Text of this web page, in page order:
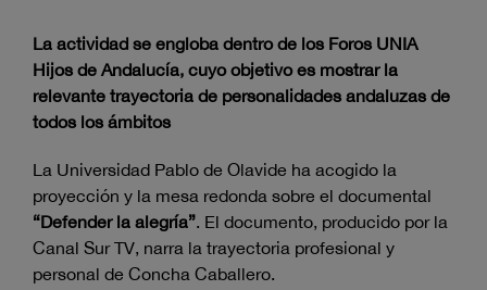
La actividad se engloba dentro de los Foros UNIA
Hijos de Andalucía, cuyo objetivo es mostrar la
relevante trayectoria de personalidades andaluzas de
todos los ámbitos
La Universidad Pablo de Olavide ha acogido la
proyección y la mesa redonda sobre el documental
“Defender la alegría”. El documento, producido por la
Canal Sur TV, narra la trayectoria profesional y
personal de Concha Caballero.